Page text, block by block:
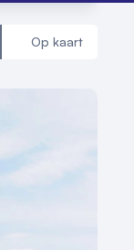
Op kaart